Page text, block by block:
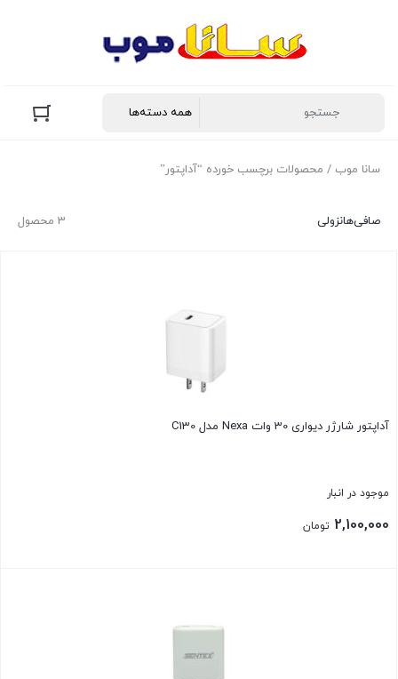
سانا موب / محصولات برچسب خورده “آداپتور”
3 محصول صافی‌هانزولی
آداپتور شارژر دیواری 30 وات Nexa مدل C130
موجود در انبار
2,100,000 تومان